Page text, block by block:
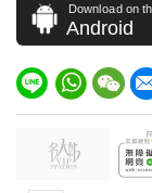
Download on
Android